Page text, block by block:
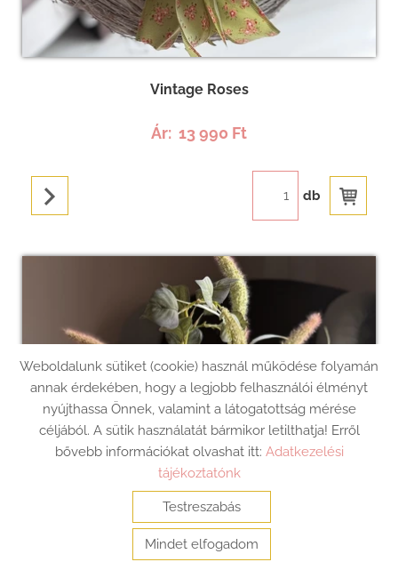
Vintage Roses
Ár: 13 990 Ft
db
Mindet elfogadom
Testreszabás
Weboldalunk sütiket (cookie) használ működése folyamán
annak érdekében, hogy a legjobb felhasználói élményt
nyújthassa Önnek, valamint a látogatottság mérése
céljából. A sütik használatát bármikor letilthatja! Erről
bővebb információkat olvashat itt: Adatkezelési
tájékoztatónk
KERESÉS AZ OLDAL TARTALMÁBAN